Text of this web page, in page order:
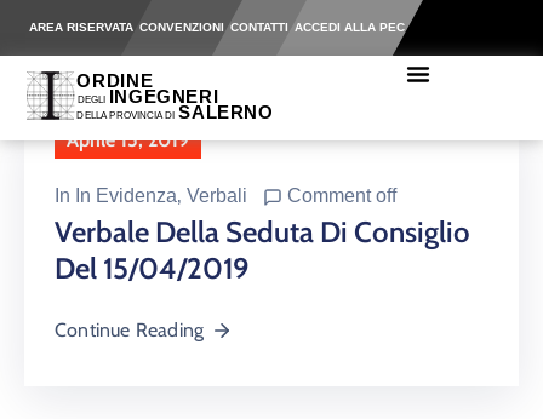
AREA RISERVATA CONVENZIONI CONTATTI ACCEDI ALLA PEC
Aprile 15, 2019
In In Evidenza‚ Verbali Comment off
Verbale Della Seduta Di Consiglio
Del 15/04/2019
Continue Reading